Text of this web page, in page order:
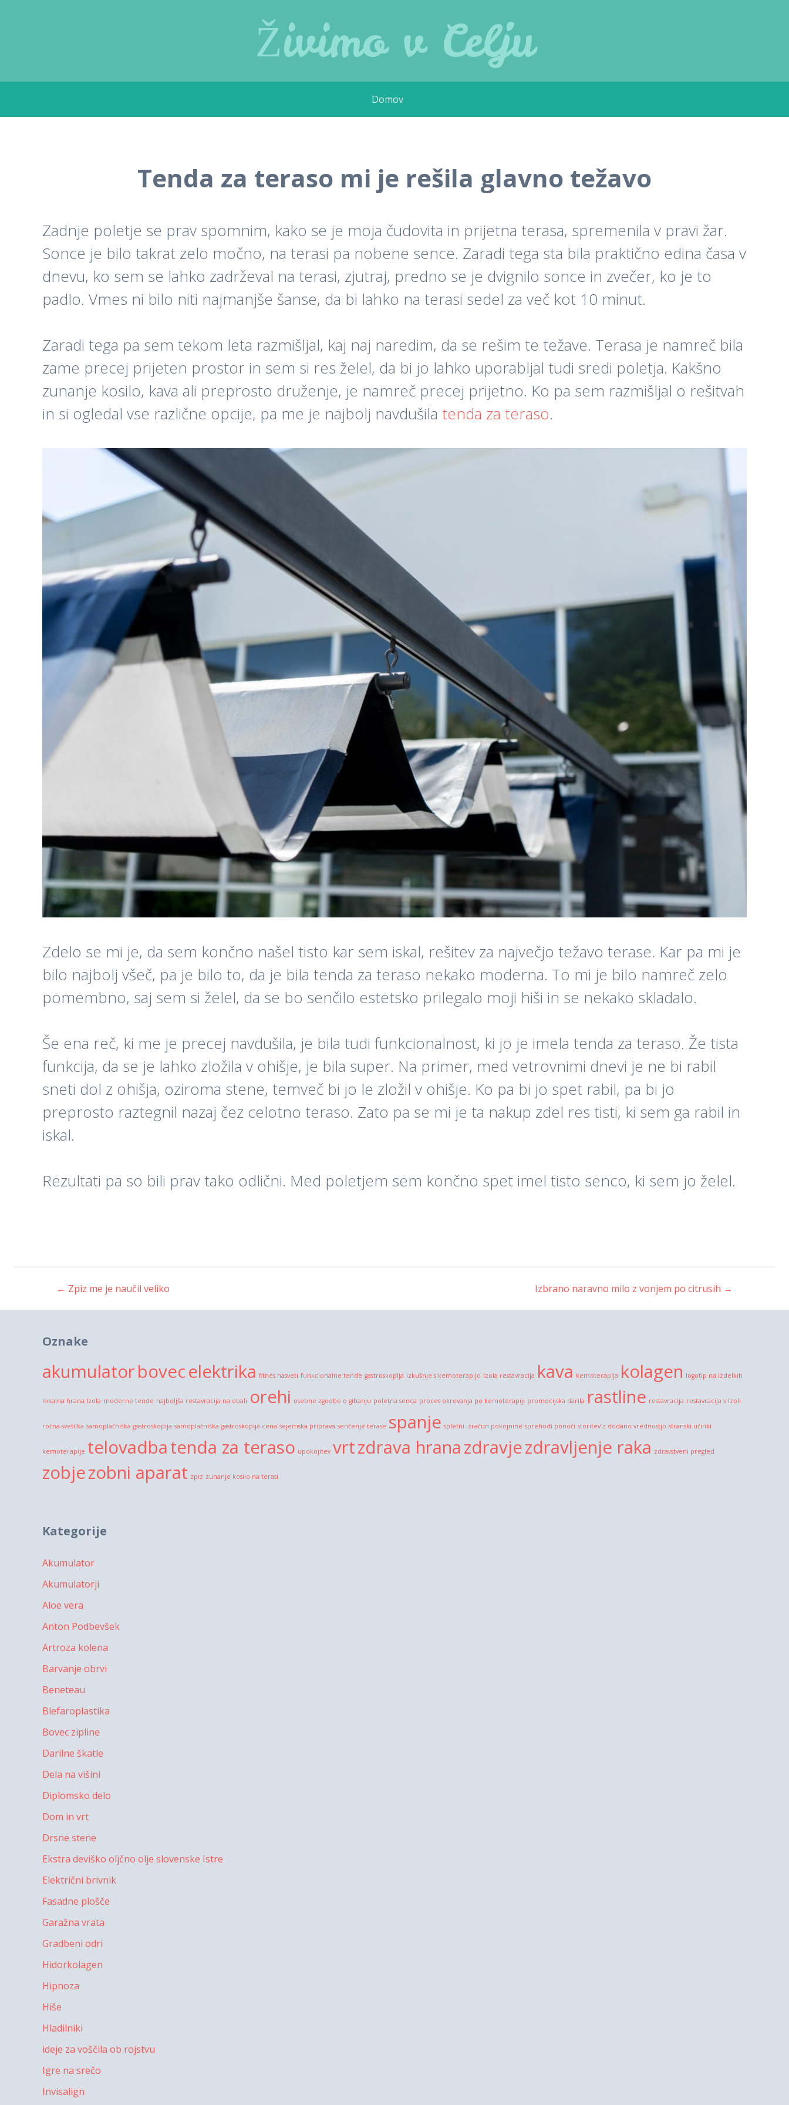
Živimo v Celju
content
Domov
Tenda za teraso mi je rešila glavno težavo
Zadnje poletje se prav spomnim, kako se je moja čudovita in prijetna terasa, spremenila v pravi žar.
Sonce je bilo takrat zelo močno, na terasi pa nobene sence. Zaradi tega sta bila praktično edina časa v
dnevu, ko sem se lahko zadrževal na terasi, zjutraj, predno se je dvignilo sonce in zvečer, ko je to
padlo. Vmes ni bilo niti najmanjše šanse, da bi lahko na terasi sedel za več kot 10 minut.
Zaradi tega pa sem tekom leta razmišljal, kaj naj naredim, da se rešim te težave. Terasa je namreč bila
zame precej prijeten prostor in sem si res želel, da bi jo lahko uporabljal tudi sredi poletja. Kakšno
zunanje kosilo, kava ali preprosto druženje, je namreč precej prijetno. Ko pa sem razmišljal o rešitvah
in si ogledal vse različne opcije, pa me je najbolj navdušila tenda za teraso.
Zdelo se mi je, da sem končno našel tisto kar sem iskal, rešitev za največjo težavo terase. Kar pa mi je
bilo najbolj všeč, pa je bilo to, da je bila tenda za teraso nekako moderna. To mi je bilo namreč zelo
pomembno, saj sem si želel, da se bo senčilo estetsko prilegalo moji hiši in se nekako skladalo.
Še ena reč, ki me je precej navdušila, je bila tudi funkcionalnost, ki jo je imela tenda za teraso. Že tista
funkcija, da se je lahko zložila v ohišje, je bila super. Na primer, med vetrovnimi dnevi je ne bi rabil
sneti dol z ohišja, oziroma stene, temveč bi jo le zložil v ohišje. Ko pa bi jo spet rabil, pa bi jo
preprosto raztegnil nazaj čez celotno teraso. Zato pa se mi je ta nakup zdel res tisti, ki sem ga rabil in
iskal.
Rezultati pa so bili prav tako odlični. Med poletjem sem končno spet imel tisto senco, ki sem jo želel.
Post
navigation
← Zpiz me je naučil veliko Izbrano naravno milo z vonjem po citrusih →
Oznake
akumulatorbovecelektrika fitnes nasveti funkcionalne tende gastroskopija izkušnje s kemoterapijo Izola restavracija kava kemoterapija kolagen logotip na izdelkih
lokalna hrana Izola moderne tende najboljša restavracija na obali orehi osebne zgodbe o gibanju poletna senca proces okrevanja po kemoterapiji promocijska darila rastline restavracija restavracija v Izoli
ročna svetilka samoplačniška gastroskopija samoplačniška gastroskopija cena sejemska priprava senčenje terase spanje spletni izračun pokojnine sprehodi ponoči storitev z dodano vrednostjo stranski učinki
kemoterapije telovadbatenda za teraso upokojitev vrtzdrava hranazdravjezdravljenje raka zdravstveni pregled
zobjezobni aparat zpiz zunanje kosilo na terasi
Kategorije
Akumulator
Akumulatorji
Aloe vera
Anton Podbevšek
Artroza kolena
Barvanje obrvi
Beneteau
Blefaroplastika
Bovec zipline
Darilne škatle
Dela na višini
Diplomsko delo
Dom in vrt
Drsne stene
Ekstra deviško oljčno olje slovenske Istre
Električni brivnik
Fasadne plošče
Garažna vrata
Gradbeni odri
Hidorkolagen
Hipnoza
Hiše
Hladilniki
ideje za voščila ob rojstvu
Igre na srečo
Invisalign